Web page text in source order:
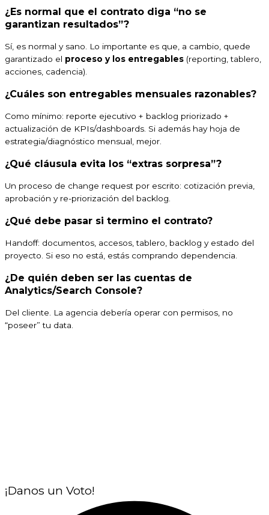
¿Es normal que el contrato diga “no se
garantizan resultados”?
Sí, es normal y sano. Lo importante es que, a cambio, quede
garantizado el proceso y los entregables (reporting, tablero,
acciones, cadencia).
¿Cuáles son entregables mensuales razonables?
Como mínimo: reporte ejecutivo + backlog priorizado +
actualización de KPIs/dashboards. Si además hay hoja de
estrategia/diagnóstico mensual, mejor.
¿Qué cláusula evita los “extras sorpresa”?
Un proceso de change request por escrito: cotización previa,
aprobación y re-priorización del backlog.
¿Qué debe pasar si termino el contrato?
Handoff: documentos, accesos, tablero, backlog y estado del
proyecto. Si eso no está, estás comprando dependencia.
¿De quién deben ser las cuentas de
Analytics/Search Console?
Del cliente. La agencia debería operar con permisos, no
“poseer” tu data.
¡Danos un Voto!